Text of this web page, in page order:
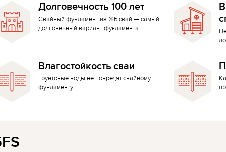
Долговечность 100 лет
Свайный фундамент из ЖБ свай — самый
долговечный вариант фундамента
Влагостойкость сваи
Грунтовые воды не повредят свайному
фундаменту